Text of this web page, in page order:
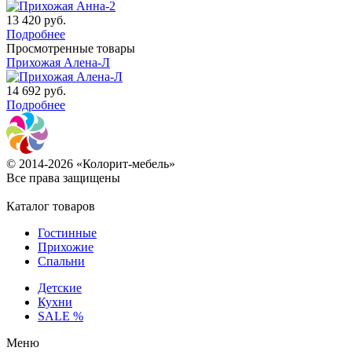
13 420 руб.
Подробнее
Просмотренные товары
Прихожая Алена-Л
14 692 руб.
Подробнее
© 2014-2026 «Колорит-мебель»
Все права защищены
Каталог товаров
Гостинные
Прихожие
Спальни
Детские
Кухни
SALE %
Меню